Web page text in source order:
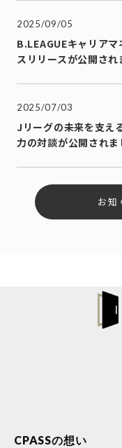
2025/09/05
B.LEAGUEキャリア
スリリースが公開され
2025/07/03
Jリーグの未来を支え
力の対談が公開されま
お知
CPASSの想い